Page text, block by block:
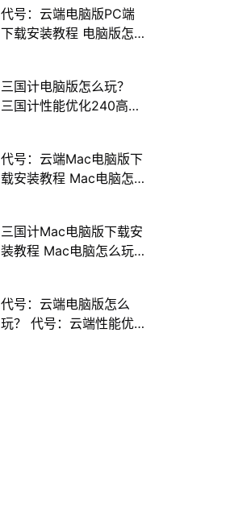
代号：云端电脑版PC端
下载安装教程 电脑版怎
三国计电脑版怎么玩？
三国计性能优化240高帧
代号：云端Mac电脑版下
载安装教程 Mac电脑怎
三国计Mac电脑版下载安
装教程 Mac电脑怎么玩
代号：云端电脑版怎么
玩？ 代号：云端性能优